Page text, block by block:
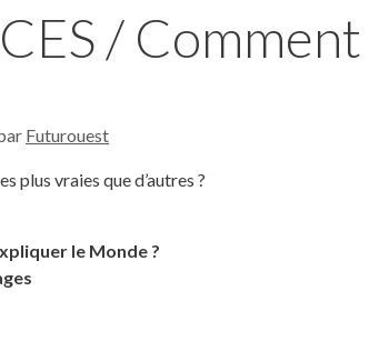
/
Futurouest
plus vraies que d’autres ?
le Monde ?